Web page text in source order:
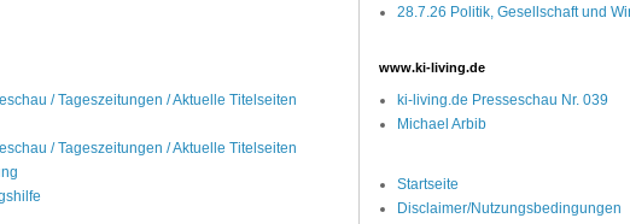
/ Tageszeitungen / Aktuelle Titelseiten
/ Tageszeitungen / Aktuelle Titelseiten
28.7.26 Politik, Gesellschaft und
www.ki-living.de
ki-living.de Presseschau Nr. 039
Michael Arbib
Startseite
Disclaimer/Nutzungsbedingungen